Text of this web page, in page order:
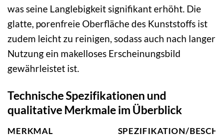
was seine Langlebigkeit signifikant erhöht. Die
glatte, porenfreie Oberfläche des Kunststoffs ist
zudem leicht zu reinigen, sodass auch nach langer
Nutzung ein makelloses Erscheinungsbild
gewährleistet ist.
Technische Spezifikationen und
qualitative Merkmale im Überblick
MERKMAL
SPEZIFIKATION/